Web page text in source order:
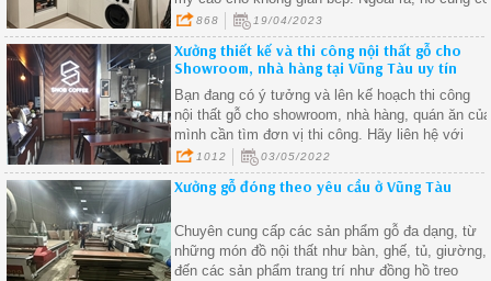
nhiều màu sắc, hoa văn và họa tiết khác nhau,
giúp bạn dễ dàng lựa chọn theo phong cách thiết
kế nội thất của căn nhà
868 19/04/2023
Xưởng thiết kế và thi công nội thất gỗ cho
Showroom, nhà hàng tại Vũng Tàu uy tín
Bạn đang có ý tưởng và lên kế hoạch thi công
nội thất gỗ cho showroom, nhà hàng, quán ăn của
mình cần tìm đơn vị thi công. Hãy liên hệ với
Mộc Vũng Tàu để được tư vấn và thực hiện ý
tưởng của mình thành hiện thực.
1012 03/05/2022
Xưởng gỗ đóng theo yêu cầu ở Vũng Tàu
Chuyên cung cấp các sản phẩm gỗ đa dạng, từ
những món đồ nội thất như bàn, ghế, tủ, giường,
đến các sản phẩm trang trí như đồng hồ treo